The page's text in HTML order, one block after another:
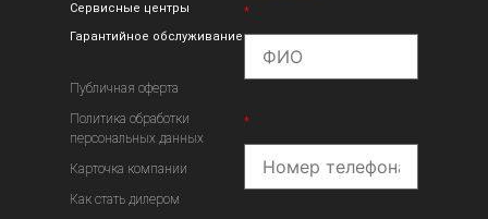
Сервисные центры
Гарантийное обслуживание
Публичная оферта
Политика обработки
персональных данных
Карточка компании
Как стать дилером
*
*